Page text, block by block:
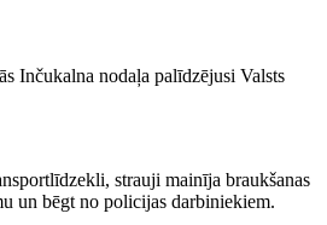
Inčukalna nodaļa palīdzējusi Valsts
strauji mainīja braukšanas
un bēgt no policijas darbiniekiem.